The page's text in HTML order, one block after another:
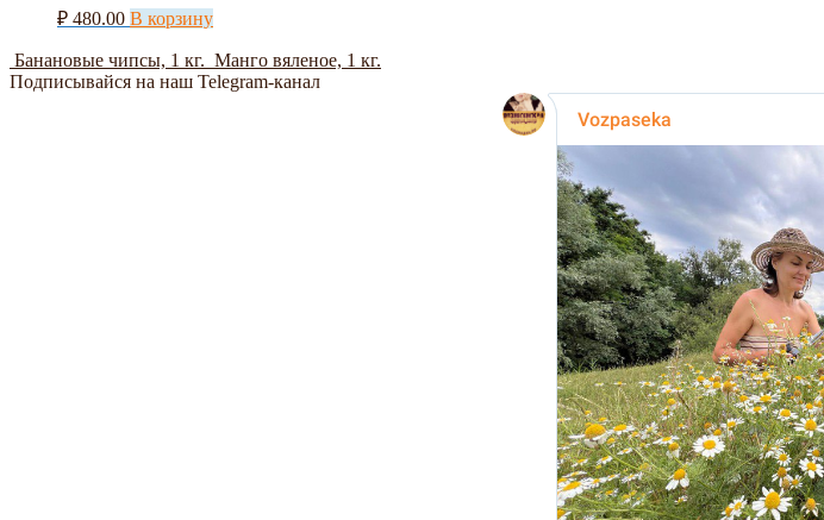
₽ 480.00 В корзину
Банановые чипсы, 1 кг. Манго вяленое, 1 кг.
Подписывайся на наш Telegram-канал